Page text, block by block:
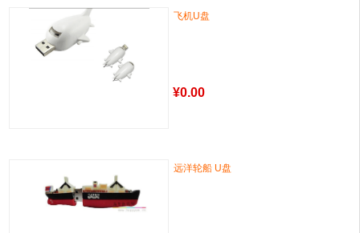
飞机U盘
¥0.00
远洋轮船 U盘